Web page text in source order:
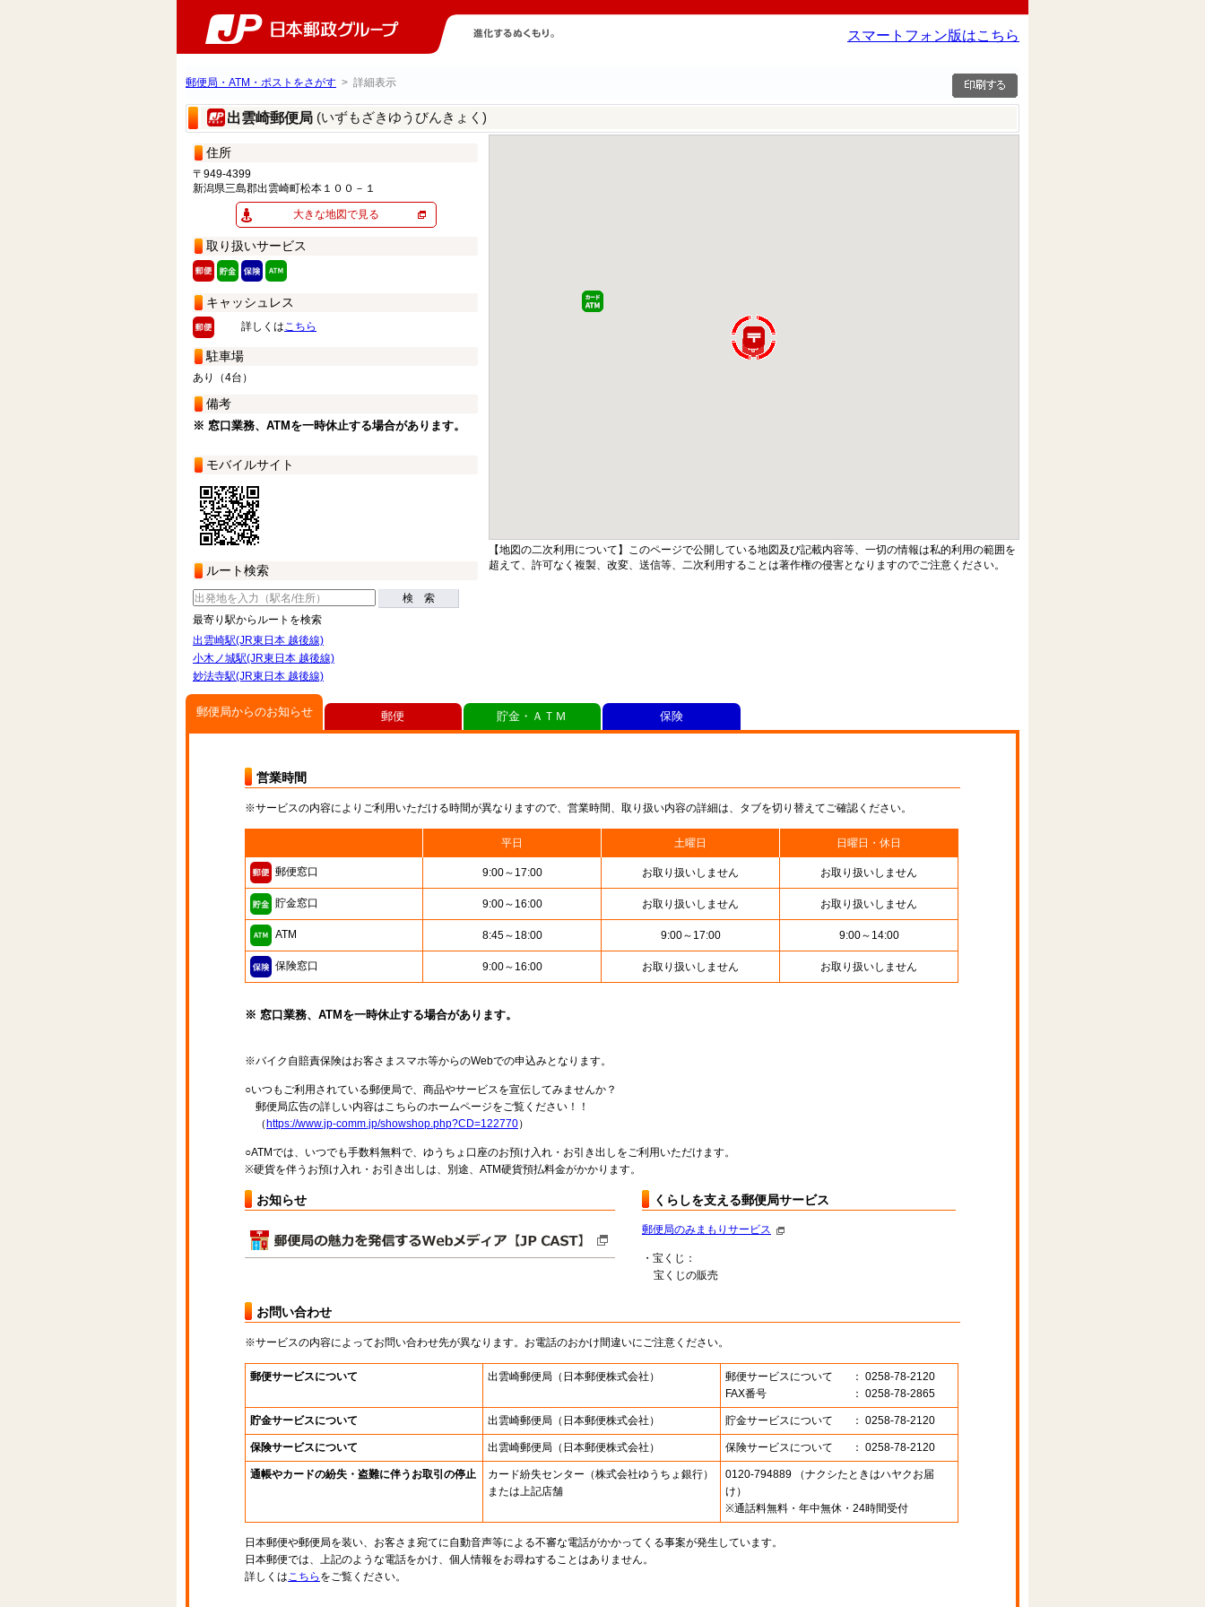
スマートフォン版はこちら
郵便局・ATM・ポストをさがす > 詳細表示
出雲崎郵便局 (いずもざきゆうびんきょく)
住所
〒949-4399
新潟県三島郡出雲崎町松本１００－１
大きな地図で見る
取り扱いサービス
キャッシュレス
詳しくはこちら
駐車場
あり（4台）
備考
※ 窓口業務、ATMを一時休止する場合があります。
モバイルサイト
ルート検索
検 索
最寄り駅からルートを検索
出雲崎駅(JR東日本 越後線)
小木ノ城駅(JR東日本 越後線)
妙法寺駅(JR東日本 越後線)
【地図の二次利用について】このページで公開している地図及び記載内容等、一切の情報は私的利用の範囲を
超えて、許可なく複製、改変、送信等、二次利用することは著作権の侵害となりますのでご注意ください。
郵便局からのお知らせ
営業時間
※サービスの内容によりご利用いただける時間が異なりますので、営業時間、取り扱い内容の詳細は、タブを切り替えてご確認ください。
平日 土曜日 日曜日・休日
郵便窓口 9:00～17:00 お取り扱いしません お取り扱いしません
貯金窓口 9:00～16:00 お取り扱いしません お取り扱いしません
ATM 8:45～18:00 9:00～17:00 9:00～14:00
保険窓口 9:00～16:00 お取り扱いしません お取り扱いしません
※ 窓口業務、ATMを一時休止する場合があります。
※バイク自賠責保険はお客さまスマホ等からのWebでの申込みとなります。
○いつもご利用されている郵便局で、商品やサービスを宣伝してみませんか？
郵便局広告の詳しい内容はこちらのホームページをご覧ください！！
（ https://www.jp-comm.jp/showshop.php?CD=122770）
○ATMでは、いつでも手数料無料で、ゆうちょ口座のお預け入れ・お引き出しをご利用いただけます。
※硬貨を伴うお預け入れ・お引き出しは、別途、ATM硬貨預払料金がかかります。
お知らせ くらしを支える郵便局サービス
郵便局のみまもりサービス
・宝くじ：
宝くじの販売
お問い合わせ
※サービスの内容によってお問い合わせ先が異なります。お電話のおかけ間違いにご注意ください。
郵便サービスについて 出雲崎郵便局 （日本郵便株式会社） 郵便サービスについて
： 0258-78-2120
FAX番号
： 0258-78-2865
貯金サービスについて 出雲崎郵便局 （日本郵便株式会社） 貯金サービスについて ： 0258-78-2120
保険サービスについて 出雲崎郵便局 （日本郵便株式会社） 保険サービスについて ： 0258-78-2120
通帳やカードの紛失・盗難に伴うお取引の停止 カード紛失センター （株式会社ゆうちょ銀行）
または上記店舗
0120-794889 （ナクシたときはハヤクお届
け）
※通話料無料・年中無休・24時間受付
日本郵便や郵便局を装い、お客さま宛てに自動音声等による不審な電話がかかってくる事案が発生しています。
日本郵便では、上記のような電話をかけ、個人情報をお尋ねすることはありません。
詳しくはこちら をご覧ください。
郵便 貯金・ＡＴＭ 保険